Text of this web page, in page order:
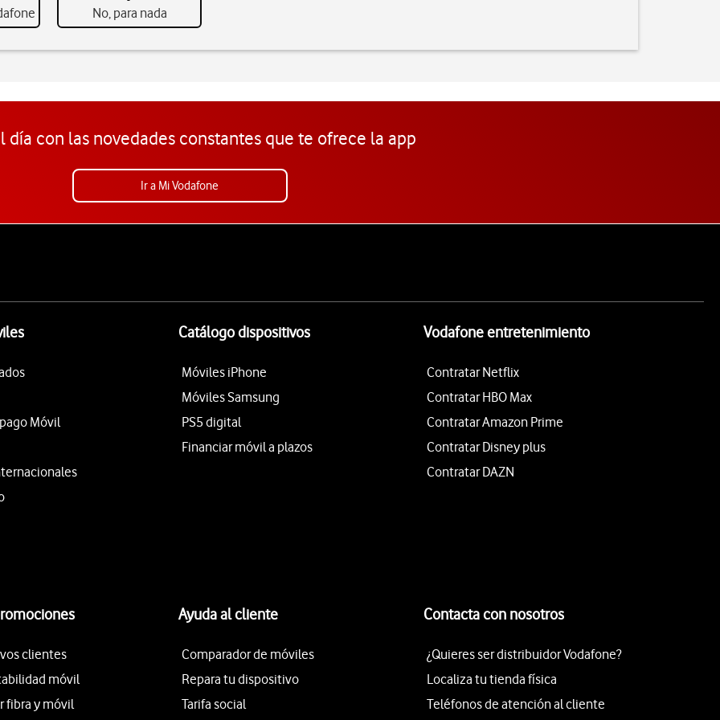
No, para nada
día con las novedades constantes que te ofrece la app
Ir a Mi Vodafone
Móvil
Catálogo dispositivos
Móviles iPhone
Móviles Samsung
PS5 digital
Financiar móvil a plazos
Vodafone entretenimiento
Contratar Netflix
Contratar HBO Max
Contratar Amazon Prime
Contratar Disney plus
Contratar DAZN
clientes
móvil
fibra y móvil
Ayuda al cliente
Comparador de móviles
Repara tu dispositivo
Tarifa social
Contacta con nosotros
¿Quieres ser distribuidor Vodafone?
Localiza tu tienda física
Teléfonos de atención al cliente